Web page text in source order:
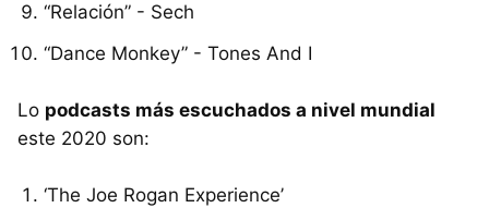
“Relación” - Sech
“Dance Monkey” - Tones And I
Lo podcasts más escuchados a nivel mundial
este 2020 son:
‘The Joe Rogan Experience’